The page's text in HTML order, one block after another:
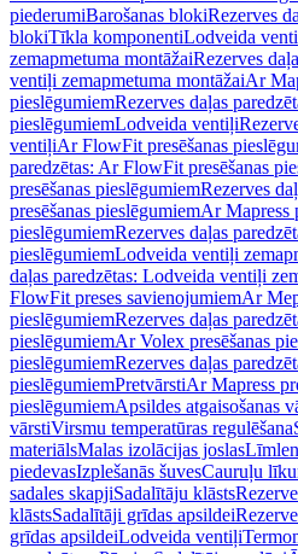
piederumiBarošanas blokiRezerves
blokiTīkla komponentiLodveida
zemapmetuma montāžaiRezerves
ventiļi zemapmetuma montāžaiAr
pieslēgumiemRezerves daļas
pieslēgumiemLodveida ventiļi
ventiļiAr FlowFit presēšanas
paredzētas: Ar FlowFit presēšanas
presēšanas pieslēgumiemRezerves
presēšanas pieslēgumiemAr Mapress
pieslēgumiemRezerves daļas
pieslēgumiemLodveida ventiļi
daļas paredzētas: Lodveida ventiļi
FlowFit preses savienojumiemAr
pieslēgumiemRezerves daļas
pieslēgumiemAr Volex presēšanas
pieslēgumiemRezerves daļas
pieslēgumiemPretvārstiAr Mapress
pieslēgumiemApsildes atgaisošanas
vārstiVirsmu temperatūras regulēšana
materiālsMalas izolācijas joslas
piedevasIzplešanās šuvesCauruļu
sadales skapjiSadalītāju klāsts
klāstsSadalītāji grīdas apsildei
grīdas apsildeiLodveida ventiļi